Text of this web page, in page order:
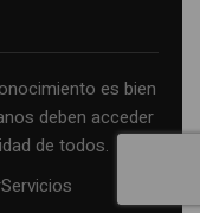
es bien
deben acceder
de todos.